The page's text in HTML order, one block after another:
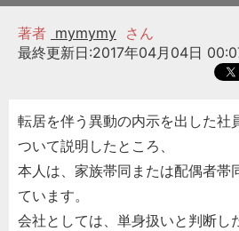
著者 mymymy さん
最終更新日:2017年04月04日
転居を伴う異動の内示を出した社
ついて説明したところ、
本人は、家族帯同または配偶者帯
ています。
会社としては、単身扱いと判断し